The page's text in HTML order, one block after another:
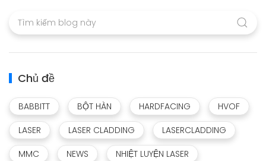
Chủ đề
BABBITT BỘT HÀN HARDFACING
HVOF
LASER
LASER CLADDING
LASERCLADDING
MMC
NEWS
NHIỆT LUYỆN LASER